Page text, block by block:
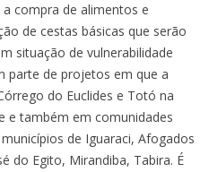
compra de alimentos e
de cestas básicas que serão
situação de vulnerabilidade
parte de projetos em que a
do Euclides e Totó na
e também em comunidades
de Iguaraci, Afogados
do Egito, Mirandiba, Tabira. É